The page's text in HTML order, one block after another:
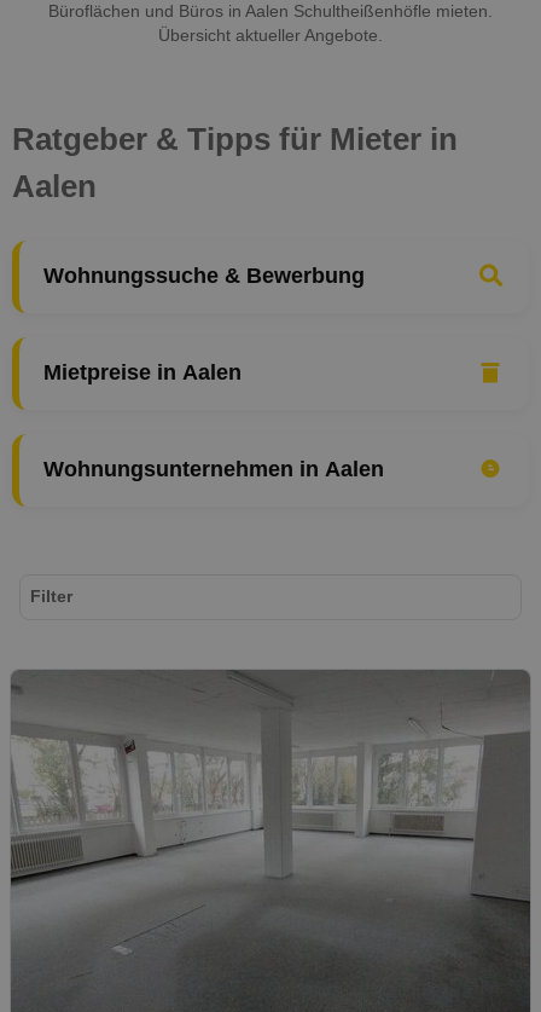
Büroflächen und Büros in Aalen Schultheißenhöfle mieten.
Übersicht aktueller Angebote.
Ratgeber & Tipps für Mieter in
Aalen
Wohnungssuche & Bewerbung
Mietpreise in Aalen
Wohnungsunternehmen in Aalen
Filter